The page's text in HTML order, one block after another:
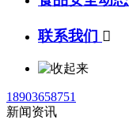
联系我们 
18903658751
新闻资讯